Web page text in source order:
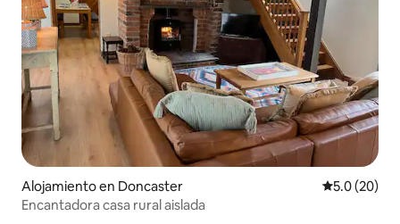
Alojamiento en Doncaster Calificación
5.0 (20)
Encantadora casa rural aislada